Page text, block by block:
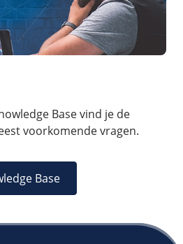
Base vind je de
voorkomende vragen.
Base